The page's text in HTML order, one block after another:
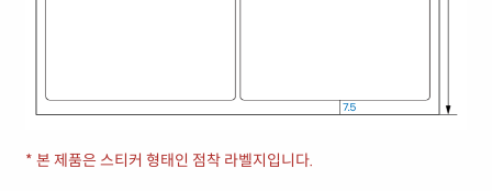
* 본 제품은 스티커 형태인 점착 라벨지입니다.